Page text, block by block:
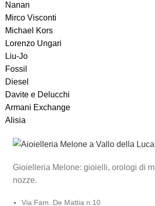
Nanan
Mirco Visconti
Michael Kors
Lorenzo Ungari
Liu-Jo
Fossil
Diesel
Davite e Delucchi
Armani Exchange
Alisia
Gioielleria Melone: gioielli, orologi di
nozze.
Via Fam. De Mattia n.10